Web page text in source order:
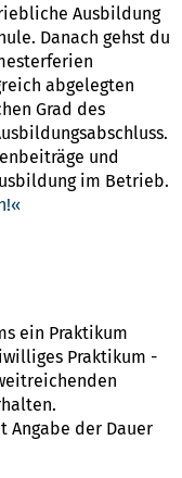
Ausbildung
Danach gehst du
abgelegten
Grad des
und
im Betrieb.
ein Praktikum
Praktikum -
Angabe der Dauer